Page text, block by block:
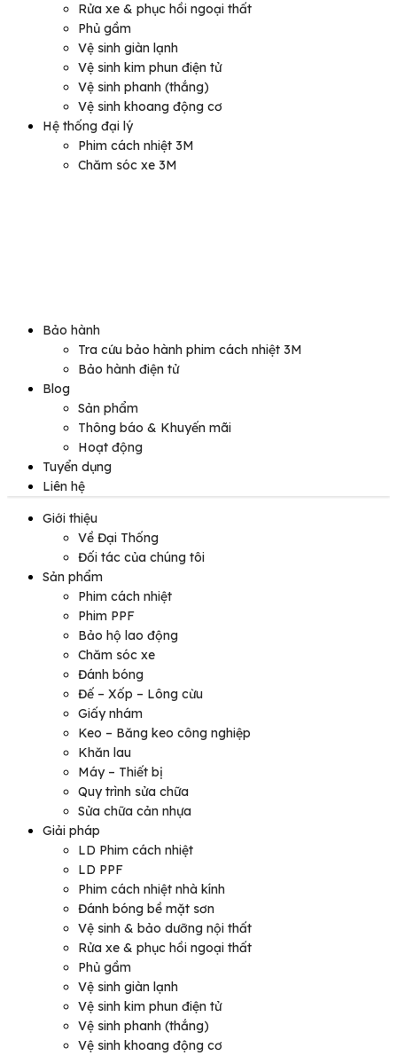
Rửa xe & phục hồi ngoại thất
Phủ gầm
Vệ sinh giàn lạnh
Vệ sinh kim phun điện tử
Vệ sinh phanh (thắng)
Vệ sinh khoang động cơ
Hệ thống đại lý
Phim cách nhiệt 3M
Chăm sóc xe 3M
Bảo hành
Tra cứu bảo hành phim cách nhiệt 3M
Bảo hành điện tử
Blog
Sản phẩm
Thông báo & Khuyến mãi
Hoạt động
Tuyển dụng
Liên hệ
Giới thiệu
Về Đại Thống
Đối tác của chúng tôi
Sản phẩm
Phim cách nhiệt
Phim PPF
Bảo hộ lao động
Chăm sóc xe
Đánh bóng
Đế – Xốp – Lông cừu
Giấy nhám
Keo – Băng keo công nghiệp
Khăn lau
Máy – Thiết bị
Quy trình sửa chữa
Sửa chữa cản nhựa
Giải pháp
LD Phim cách nhiệt
LD PPF
Phim cách nhiệt nhà kính
Đánh bóng bề mặt sơn
Vệ sinh & bảo dưỡng nội thất
Rửa xe & phục hồi ngoại thất
Phủ gầm
Vệ sinh giàn lạnh
Vệ sinh kim phun điện tử
Vệ sinh phanh (thắng)
Vệ sinh khoang động cơ